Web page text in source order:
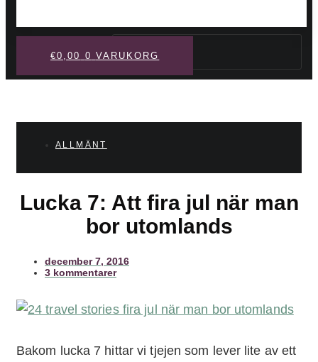
Sök
€0,00 0 VARUKORG
ALLMÄNT
Lucka 7: Att fira jul när man
bor utomlands
december 7, 2016
3 kommentarer
Bakom lucka 7 hittar vi tjejen som lever lite av ett